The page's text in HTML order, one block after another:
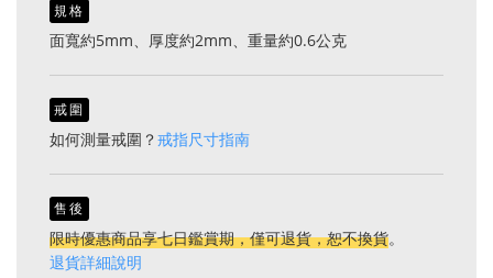
規格
面寬約5mm、厚度約2mm、重量約0.6公克
戒圍
如何測量戒圍？戒指尺寸指南
售後
限時優惠商品享七日鑑賞期，僅可退貨，恕不換貨。
退貨詳細說明